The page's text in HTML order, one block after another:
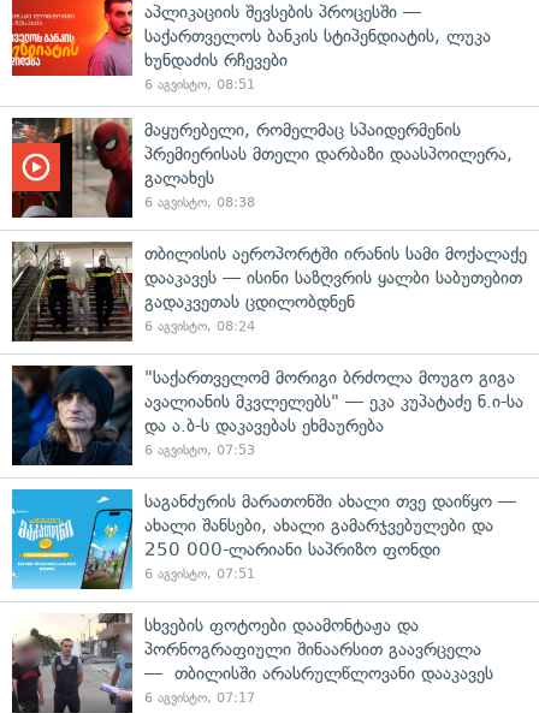
აპლიკაციის შევსების პროცესში —
საქართველოს ბანკის სტიპენდიატის, ლუკა
ხუნდაძის რჩევები
6 აგვისტო, 08:51
მაყურებელი, რომელმაც სპაიდერმენის
პრემიერისას მთელი დარბაზი დაასპოილერა,
გალახეს
6 აგვისტო, 08:38
თბილისის აეროპორტში ირანის სამი მოქალაქე
დააკავეს — ისინი საზღვრის ყალბი საბუთებით
გადაკვეთას ცდილობდნენ
6 აგვისტო, 08:24
"საქართველომ მორიგი ბრძოლა მოუგო გიგა
ავალიანის მკვლელებს" — ეკა კუპატაძე ნ.ი-სა
და ა.ბ-ს დაკავებას ეხმაურება
6 აგვისტო, 07:53
საგანძურის მარათონში ახალი თვე დაიწყო —
ახალი შანსები, ახალი გამარჯვებულები და
250 000-ლარიანი საპრიზო ფონდი
6 აგვისტო, 07:51
სხვების ფოტოები დაამონტაჟა და
პორნოგრაფიული შინაარსით გაავრცელა
— თბილისში არასრულწლოვანი დააკავეს
6 აგვისტო, 07:17